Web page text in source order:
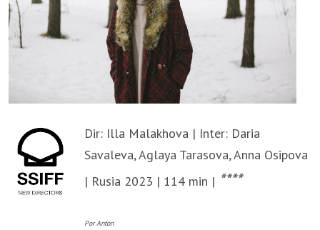
Dir: Illa Malakhova | Inter: Daria
Savaleva, Aglaya Tarasova, Anna Osipova
| Rusia 2023 | 114 min | ****
Por Anton